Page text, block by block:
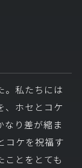
。私たちには
、ホセとコケ
なり差が縮ま
コケを祝福す
ことをとても